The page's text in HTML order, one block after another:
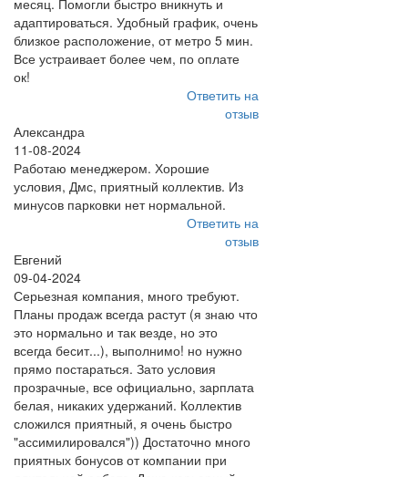
месяц. Помогли быстро вникнуть и
адаптироваться. Удобный график, очень
близкое расположение, от метро 5 мин.
Все устраивает более чем, по оплате
ок!
Ответить на
отзыв
Александра
11-08-2024
Работаю менеджером. Хорошие
условия, Дмс, приятный коллектив. Из
минусов парковки нет нормальной.
Ответить на
отзыв
Евгений
09-04-2024
Серьезная компания, много требуют.
Планы продаж всегда растут (я знаю что
это нормально и так везде, но это
всегда бесит...), выполнимо! но нужно
прямо постараться. Зато условия
прозрачные, все официально, зарплата
белая, никаких удержаний. Коллектив
сложился приятный, я очень быстро
"ассимилировался")) Достаточно много
приятных бонусов от компании при